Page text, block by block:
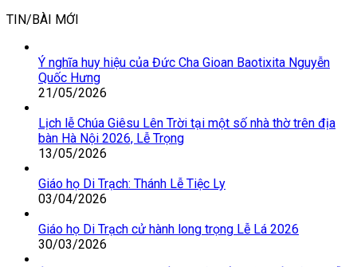
TIN/BÀI MỚI
Ý nghĩa huy hiệu của Đức Cha Gioan Baotixita Nguyễn
Quốc Hưng
21/05/2026
Lịch lễ Chúa Giêsu Lên Trời tại một số nhà thờ trên địa
bàn Hà Nội 2026, Lễ Trọng
13/05/2026
Giáo họ Di Trạch: Thánh Lễ Tiệc Ly
03/04/2026
Giáo họ Di Trạch cử hành long trọng Lễ Lá 2026
30/03/2026